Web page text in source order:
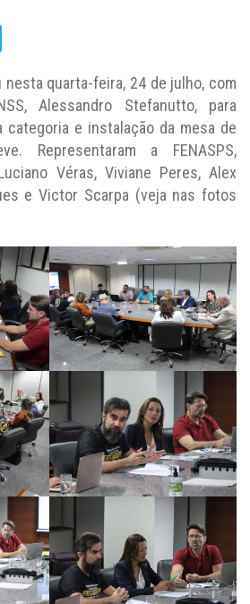
nesta quarta-feira, 24 de julho, com
Alessandro Stefanutto, para
categoria e instalação da mesa de
Representaram a FENASPS,
Véras, Viviane Peres, Alex
e Victor Scarpa (veja nas fotos